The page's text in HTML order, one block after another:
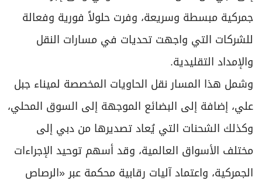
جمركية مبسطة وسريعة، وفرت حلولاً فورية وفعالة
للشركات التي واجهت تحديات في مسارات النقل
والإمداد التقليدية.
وشمل هذا المسار نقل الحاويات المخصصة لميناء جبل
علي، إضافة إلى البضائع الموجهة إلى السوق المحلي،
وكذلك الشحنات التي يُعاد تصديرها من دبي إلى
مختلف الأسواق العالمية، وقد أسهم توحيد الإجراءات
الجمركية، واعتماد آليات رقابية محكمة عبر «الرصاص